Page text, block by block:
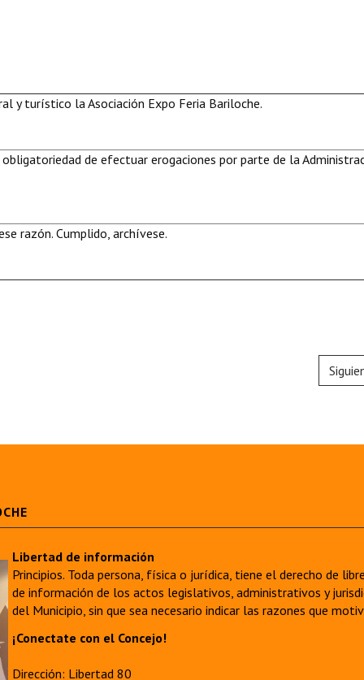
y turístico la Asociación Expo Feria Bariloche.
de efectuar erogaciones por parte de la
razón. Cumplido, archívese.
Libertad de información
Principios. Toda persona, física o jurídica, tiene el derecho de
de información de los actos legislativos, administrativos y
del Municipio, sin que sea necesario indicar las razones que
¡Conectate con el Concejo!
Dirección: Libertad 80